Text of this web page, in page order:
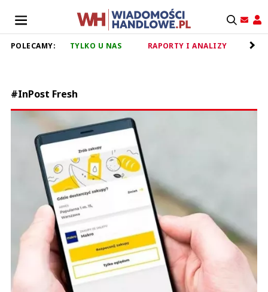
POLECAMY: TYLKO U NAS RAPORTY I ANALIZY
#InPost Fresh